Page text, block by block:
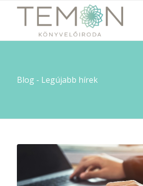
Blog - Legújabb hírek